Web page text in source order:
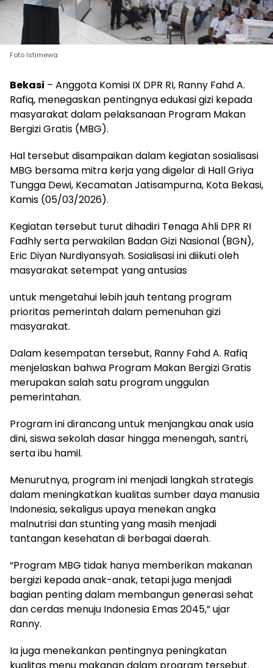
Foto Istimewa
Bekasi – Anggota Komisi IX DPR RI, Ranny Fahd A.
Rafiq, menegaskan pentingnya edukasi gizi kepada
masyarakat dalam pelaksanaan Program Makan
Bergizi Gratis (MBG).
Hal tersebut disampaikan dalam kegiatan sosialisasi
MBG bersama mitra kerja yang digelar di Hall Griya
Tungga Dewi, Kecamatan Jatisampurna, Kota Bekasi,
Kamis (05/03/2026).
Kegiatan tersebut turut dihadiri Tenaga Ahli DPR RI
Fadhly serta perwakilan Badan Gizi Nasional (BGN),
Eric Diyan Nurdiyansyah. Sosialisasi ini diikuti oleh
masyarakat setempat yang antusias
untuk mengetahui lebih jauh tentang program
prioritas pemerintah dalam pemenuhan gizi
masyarakat.
Dalam kesempatan tersebut, Ranny Fahd A. Rafiq
menjelaskan bahwa Program Makan Bergizi Gratis
merupakan salah satu program unggulan
pemerintahan.
Program ini dirancang untuk menjangkau anak usia
dini, siswa sekolah dasar hingga menengah, santri,
serta ibu hamil.
Menurutnya, program ini menjadi langkah strategis
dalam meningkatkan kualitas sumber daya manusia
Indonesia, sekaligus upaya menekan angka
malnutrisi dan stunting yang masih menjadi
tantangan kesehatan di berbagai daerah.
“Program MBG tidak hanya memberikan makanan
bergizi kepada anak-anak, tetapi juga menjadi
bagian penting dalam membangun generasi sehat
dan cerdas menuju Indonesia Emas 2045,” ujar
Ranny.
Ia juga menekankan pentingnya peningkatan